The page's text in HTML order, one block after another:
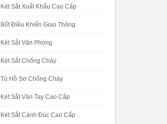
Két Sắt Xuất Khẩu Cao Cấp
Bốt Điều Khiển Giao Thông
Két Sắt Văn Phòng
Két Sắt Chống Cháy
Tủ Hồ Sơ Chống Cháy
Két Sắt Vân Tay Cao Cấp
Két Sắt Cánh Đúc Cao Cấp